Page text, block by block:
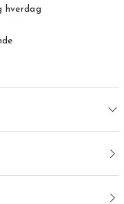
hverdag